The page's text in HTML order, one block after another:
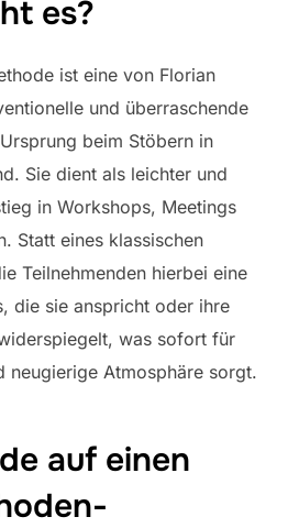
es?
ist eine von Florian
und überraschende
beim Stöbern in
Sie dient als leichter und
in Workshops, Meetings
Statt eines klassischen
Teilnehmenden hierbei eine
die sie anspricht oder ihre
was sofort für
neugierige Atmosphäre sorgt.
auf einen